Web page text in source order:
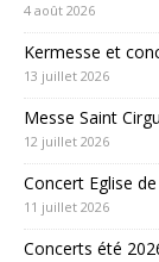
4 août 2026
Kermesse et
13 juillet 2026
Messe Saint
12 juillet 2026
Concert Eglise de
11 juillet 2026
Concerts été